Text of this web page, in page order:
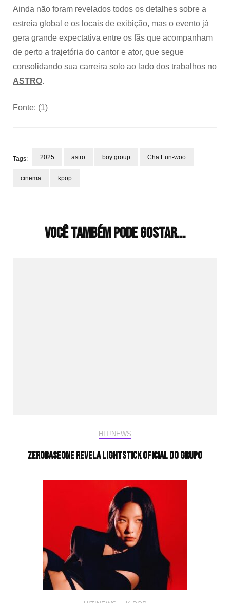
Ainda não foram revelados todos os detalhes sobre a
estreia global e os locais de exibição, mas o evento já
gera grande expectativa entre os fãs que acompanham
de perto a trajetória do cantor e ator, que segue
consolidando sua carreira solo ao lado dos trabalhos no
ASTRO.
Fonte: (1)
Tags: 2025 astro boy group Cha Eun-woo
cinema kpop
Você também pode gostar...
HIT!NEWS
ZEROBASEONE revela lightstick oficial do grupo